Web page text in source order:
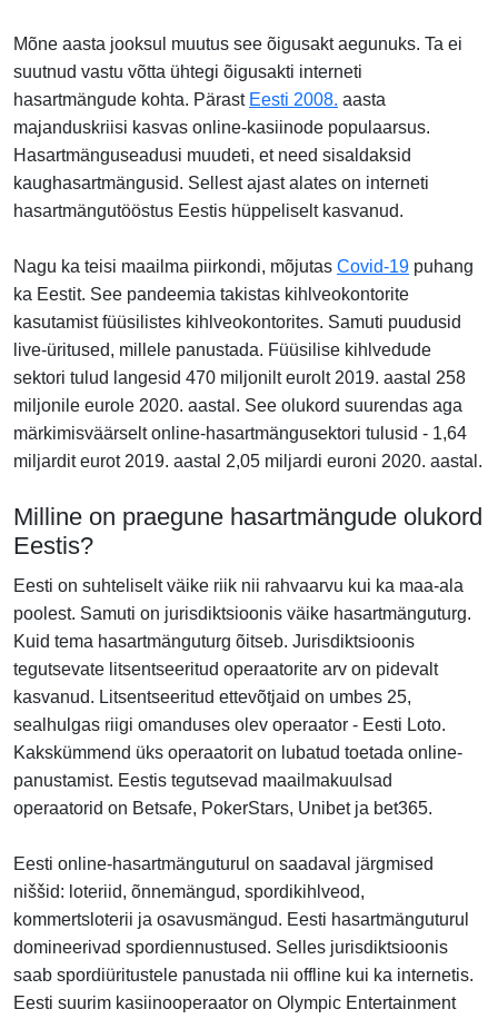
Mõne aasta jooksul muutus see õigusakt aegunuks. Ta ei
suutnud vastu võtta ühtegi õigusakti interneti
hasartmängude kohta. Pärast Eesti 2008. aasta
majanduskriisi kasvas online-kasiinode populaarsus.
Hasartmänguseadusi muudeti, et need sisaldaksid
kaughasartmängusid. Sellest ajast alates on interneti
hasartmängutööstus Eestis hüppeliselt kasvanud.
Nagu ka teisi maailma piirkondi, mõjutas Covid-19 puhang
ka Eestit. See pandeemia takistas kihlveokontorite
kasutamist füüsilistes kihlveokontorites. Samuti puudusid
live-üritused, millele panustada. Füüsilise kihlvedude
sektori tulud langesid 470 miljonilt eurolt 2019. aastal 258
miljonile eurole 2020. aastal. See olukord suurendas aga
märkimisväärselt online-hasartmängusektori tulusid - 1,64
miljardit eurot 2019. aastal 2,05 miljardi euroni 2020. aastal.
Milline on praegune hasartmängude olukord
Eestis?
Eesti on suhteliselt väike riik nii rahvaarvu kui ka maa-ala
poolest. Samuti on jurisdiktsioonis väike hasartmänguturg.
Kuid tema hasartmänguturg õitseb. Jurisdiktsioonis
tegutsevate litsentseeritud operaatorite arv on pidevalt
kasvanud. Litsentseeritud ettevõtjaid on umbes 25,
sealhulgas riigi omanduses olev operaator - Eesti Loto.
Kakskümmend üks operaatorit on lubatud toetada online-
panustamist. Eestis tegutsevad maailmakuulsad
operaatorid on Betsafe, PokerStars, Unibet ja bet365.
Eesti online-hasartmänguturul on saadaval järgmised
niššid: loteriid, õnnemängud, spordikihlveod,
kommertsloterii ja osavusmängud. Eesti hasartmänguturul
domineerivad spordiennustused. Selles jurisdiktsioonis
saab spordiüritustele panustada nii offline kui ka internetis.
Eesti suurim kasiinooperaator on Olympic Entertainment